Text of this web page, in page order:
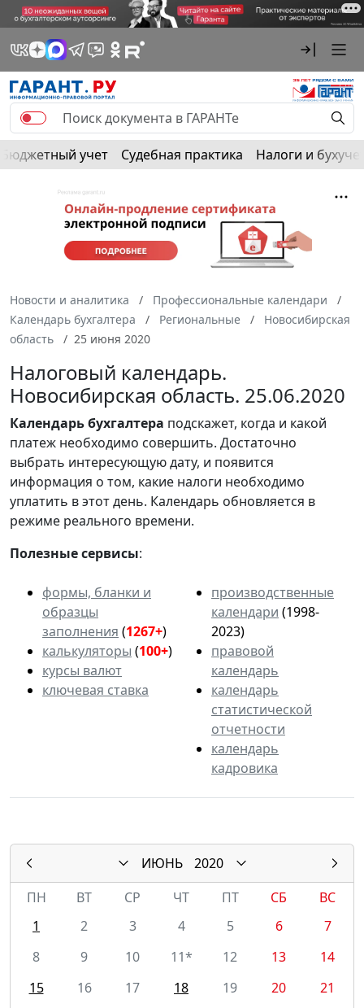
Бюджетный учет Судебная практика Налоги и
Новости и аналитика
Профессиональные календари
Календарь бухгалтера
Региональные
Новосибирская
область
25 июня 2020
Налоговый календарь.
Новосибирская область. 25.06.2020
Календарьбухгалтера подскажет, когда и какой
платеж необходимо совершить. Достаточно
выбрать интересующую дату, и появится
информация о том, какие налоги необходимо
уплатить в этот день. Календарь обновляется в
режиме реального времени.
Полезные сервисы:
формы, бланки и
образцы
заполнения (1267+)
калькуляторы (100+)
курсы валют
ключевая ставка
производственные
календари (1998-
2023)
правовой
календарь
календарь
статистической
отчетности
календарь
кадровика
ИЮНЬ
2020
ПН
ВТ СР ЧТ ПТ СБ
ВС
1
2 3 4 5 6
7
8
9 10 11* 12 13
14
15
16 17 18 19 20
21